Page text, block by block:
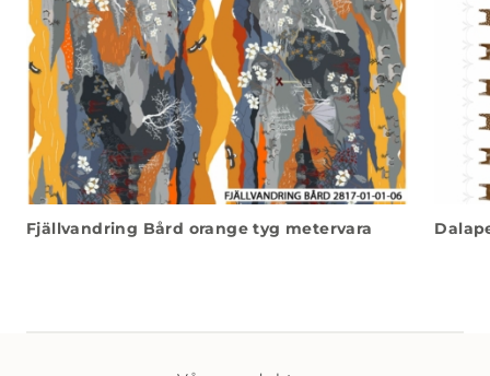
Fjällvandring Bård orange tyg metervara